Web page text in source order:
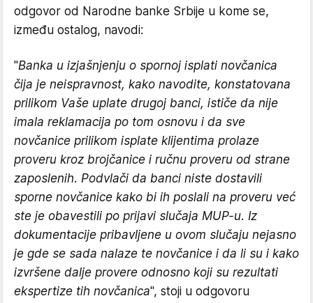
odgovor od Narodne banke Srbije u kome se,
između ostalog, navodi:
"Banka u izjašnjenju o spornoj isplati novčanica
čija je neispravnost, kako navodite, konstatovana
prilikom Vaše uplate drugoj banci, ističe da nije
imala reklamacija po tom osnovu i da sve
novčanice prilikom isplate klijentima prolaze
proveru kroz brojčanice i ručnu proveru od strane
zaposlenih. Podvlači da banci niste dostavili
sporne novčanice kako bi ih poslali na proveru već
ste je obavestili po prijavi slučaja MUP-u. Iz
dokumentacije pribavljene u ovom slučaju nejasno
je gde se sada nalaze te novčanice i da li su i kako
izvršene dalje provere odnosno koji su rezultati
ekspertize tih novčanica", stoji u odgovoru